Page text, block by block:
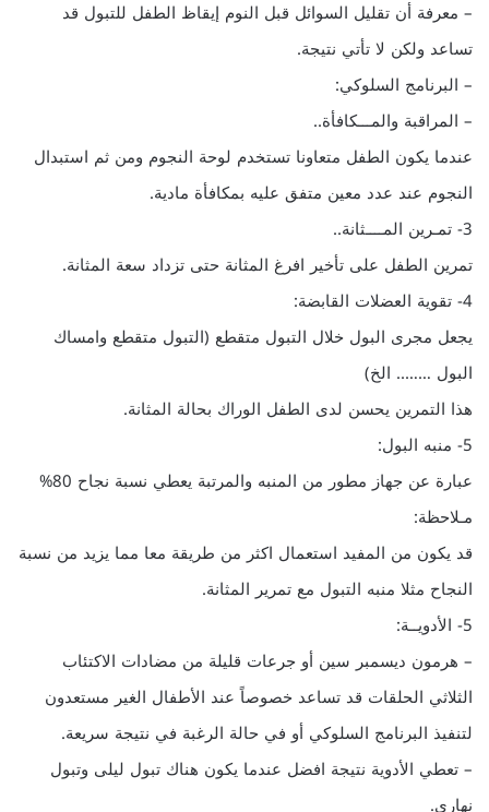
– معرفة أن تقليل السوائل قبل النوم إيقاظ الطفل للتبول قد
تساعد ولكن لا تأتي نتيجة.
– البرنامج السلوكي:
– المراقبة والمـــكافأة..
عندما يكون الطفل متعاونا تستخدم لوحة النجوم ومن ثم استبدال
النجوم عند عدد معين متفق عليه بمكافأة مادية.
3- تمـرين المــــثانة..
تمرين الطفل على تأخير افرغ المثانة حتى تزداد سعة المثانة.
4- تقوية العضلات القابضة:
يجعل مجرى البول خلال التبول متقطع (التبول متقطع وامساك
البول …….. الخ)
هذا التمرين يحسن لدى الطفل الوراك بحالة المثانة.
5- منبه البول:
عبارة عن جهاز مطور من المنبه والمرتبة يعطي نسبة نجاح 80%
مـلاحظة:
قد يكون من المفيد استعمال اكثر من طريقة معا مما يزيد من نسبة
النجاح مثلا منبه التبول مع تمرير المثانة.
5- الأدويــة:
– هرمون ديسمبر سين أو جرعات قليلة من مضادات الاكتئاب
الثلاثي الحلقات قد تساعد خصوصاً عند الأطفال الغير مستعدون
لتنفيذ البرنامج السلوكي أو في حالة الرغبة في نتيجة سريعة.
– تعطي الأدوية نتيجة افضل عندما يكون هناك تبول ليلى وتبول
نهاري.